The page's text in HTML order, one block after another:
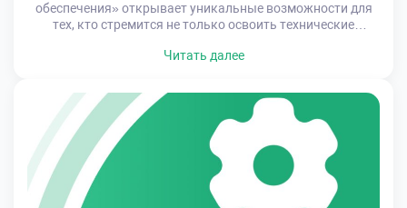
обеспечения» открывает уникальные возможности для
тех, кто стремится не только освоить технические
профессионального сообщества. Это направление
локальных ограничений и начать формировать свою
карьеру на международной арене. Обучение на этой
специальности предоставляет доступ к передовым
знаниям и практикам, которые […]
Читать далее